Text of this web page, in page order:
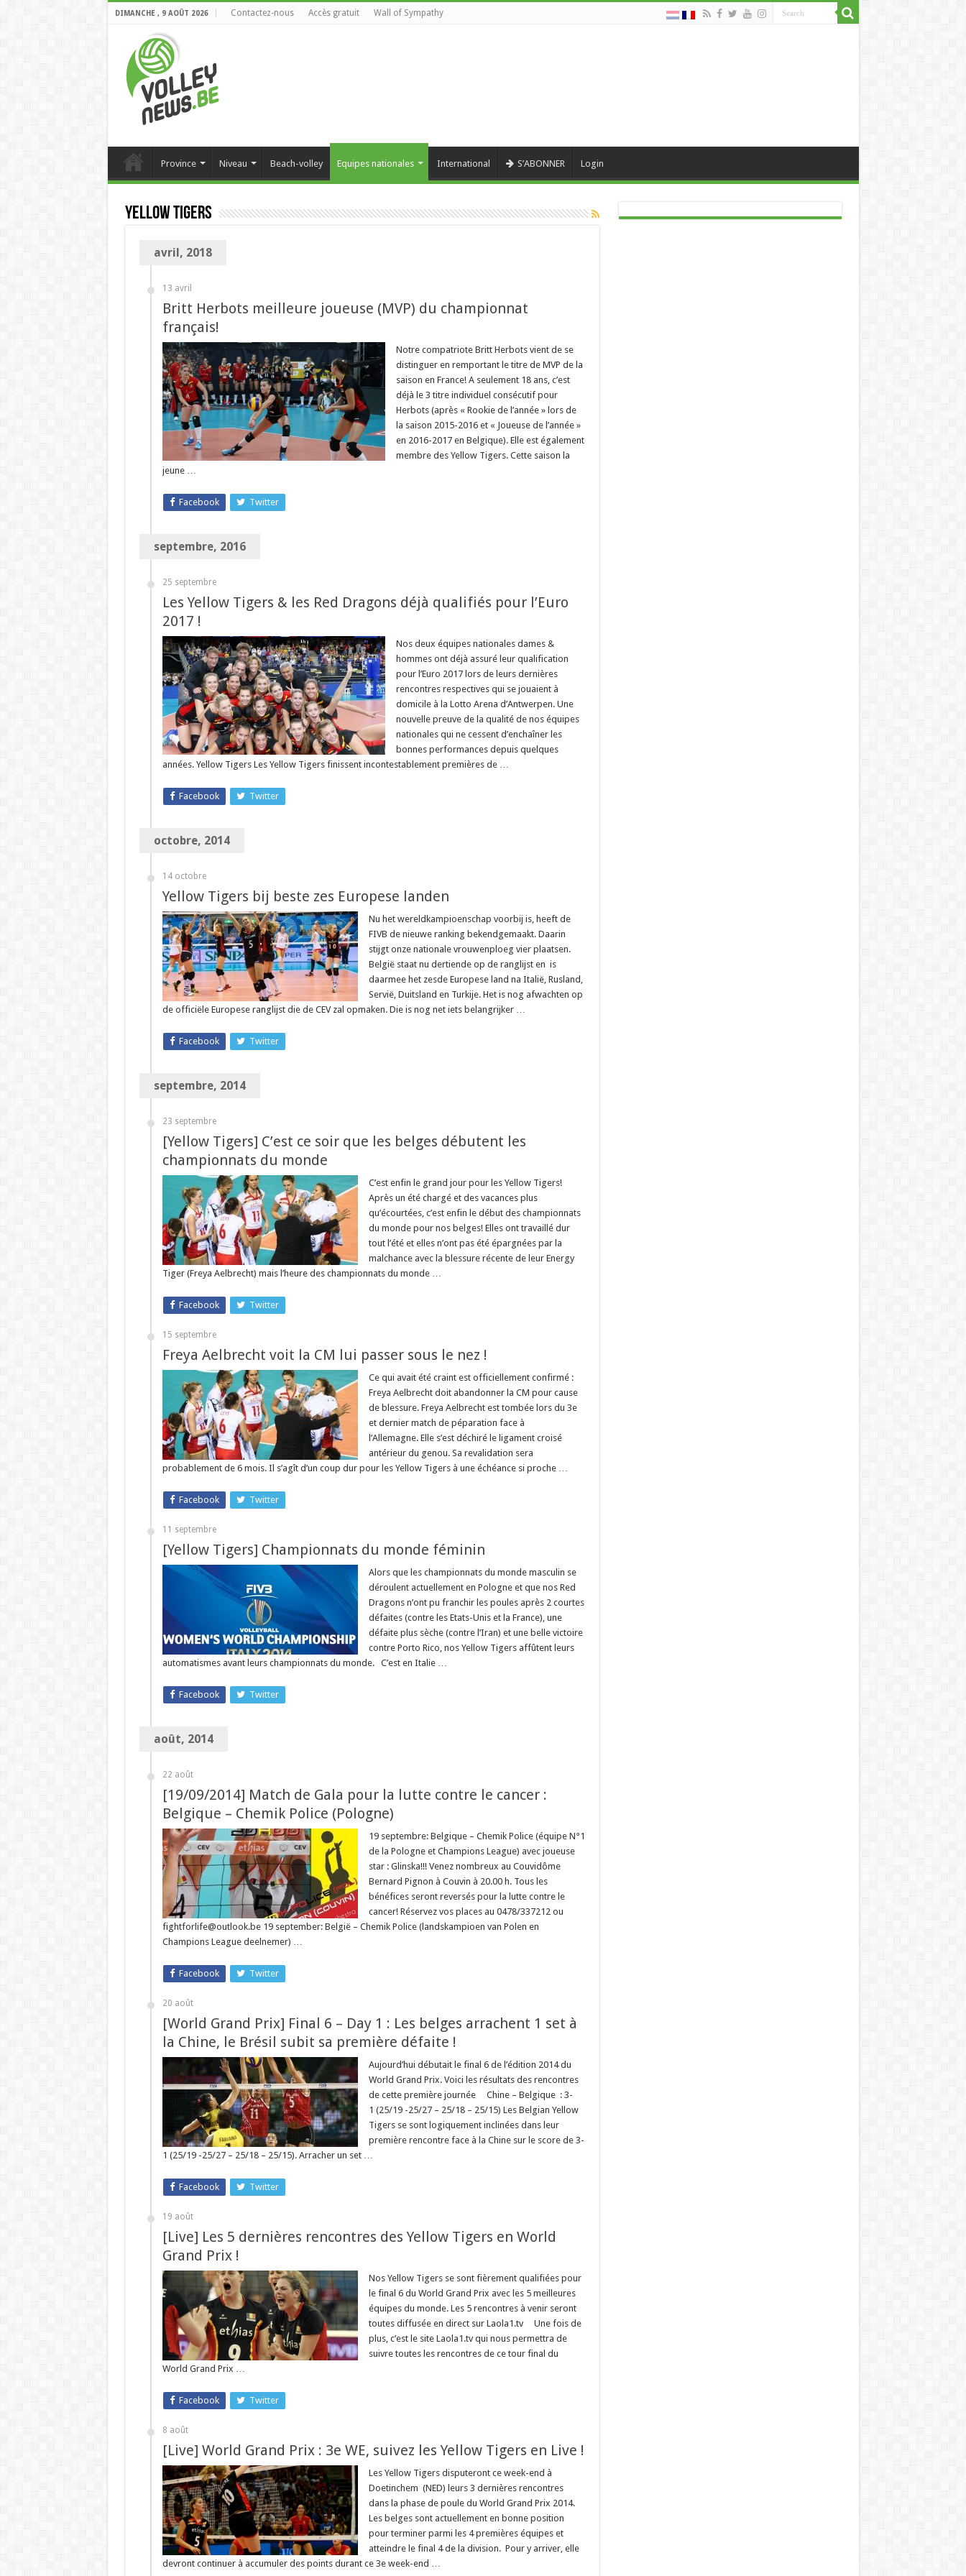
DIMANCHE , 9 AOÛT 2026 Contactez-nous Accès gratuit Wall of Sympathy
Province Niveau Beach-volley Equipes nationales International S’ABONNER Login
Yellow Tigers
avril, 2018
13 avril
Britt Herbots meilleure joueuse (MVP) du championnat
français!
Notre compatriote Britt Herbots vient de se
distinguer en remportant le titre de MVP de la
saison en France! A seulement 18 ans, c’est
déjà le 3 titre individuel consécutif pour
Herbots (après « Rookie de l’année » lors de
la saison 2015-2016 et « Joueuse de l’année »
en 2016-2017 en Belgique). Elle est également
membre des Yellow Tigers. Cette saison la
jeune …
Facebook Twitter
septembre, 2016
25 septembre
Les Yellow Tigers & les Red Dragons déjà qualifiés pour l’Euro
2017 !
Nos deux équipes nationales dames &
hommes ont déjà assuré leur qualification
pour l’Euro 2017 lors de leurs dernières
rencontres respectives qui se jouaient à
domicile à la Lotto Arena d’Antwerpen. Une
nouvelle preuve de la qualité de nos équipes
nationales qui ne cessent d’enchaîner les
bonnes performances depuis quelques
années. Yellow Tigers Les Yellow Tigers finissent incontestablement premières de …
Facebook Twitter
octobre, 2014
14 octobre
Yellow Tigers bij beste zes Europese landen
Nu het wereldkampioenschap voorbij is, heeft de
FIVB de nieuwe ranking bekendgemaakt. Daarin
stijgt onze nationale vrouwenploeg vier plaatsen.
België staat nu dertiende op de ranglijst en is
daarmee het zesde Europese land na Italië, Rusland,
Servië, Duitsland en Turkije. Het is nog afwachten op
de officiële Europese ranglijst die de CEV zal opmaken. Die is nog net iets belangrijker …
Facebook Twitter
septembre, 2014
23 septembre
[Yellow Tigers] C’est ce soir que les belges débutent les
championnats du monde
C’est enfin le grand jour pour les Yellow Tigers!
Après un été chargé et des vacances plus
qu’écourtées, c’est enfin le début des championnats
du monde pour nos belges! Elles ont travaillé dur
tout l’été et elles n’ont pas été épargnées par la
malchance avec la blessure récente de leur Energy
Tiger (Freya Aelbrecht) mais l’heure des championnats du monde …
Facebook Twitter
15 septembre
Freya Aelbrecht voit la CM lui passer sous le nez !
Ce qui avait été craint est officiellement confirmé :
Freya Aelbrecht doit abandonner la CM pour cause
de blessure. Freya Aelbrecht est tombée lors du 3e
et dernier match de péparation face à
l’Allemagne. Elle s’est déchiré le ligament croisé
antérieur du genou. Sa revalidation sera
probablement de 6 mois. Il s’agît d’un coup dur pour les Yellow Tigers à une échéance si proche …
Facebook Twitter
11 septembre
[Yellow Tigers] Championnats du monde féminin
Alors que les championnats du monde masculin se
déroulent actuellement en Pologne et que nos Red
Dragons n’ont pu franchir les poules après 2 courtes
défaites (contre les Etats-Unis et la France), une
défaite plus sèche (contre l’Iran) et une belle victoire
contre Porto Rico, nos Yellow Tigers affûtent leurs
automatismes avant leurs championnats du monde. C’est en Italie …
Facebook Twitter
août, 2014
22 août
[19/09/2014] Match de Gala pour la lutte contre le cancer :
Belgique – Chemik Police (Pologne)
19 septembre: Belgique – Chemik Police (équipe N°1
de la Pologne et Champions League) avec joueuse
star : Glinska!!! Venez nombreux au Couvidôme
Bernard Pignon à Couvin à 20.00 h. Tous les
bénéfices seront reversés pour la lutte contre le
cancer! Réservez vos places au 0478/337212 ou
fightforlife@outlook.be 19 september: België – Chemik Police (landskampioen van Polen en
Champions League deelnemer) …
Facebook Twitter
20 août
[World Grand Prix] Final 6 – Day 1 : Les belges arrachent 1 set à
la Chine, le Brésil subit sa première défaite !
Aujourd’hui débutait le final 6 de l’édition 2014 du
World Grand Prix. Voici les résultats des rencontres
de cette première journée Chine – Belgique : 3-
1 (25/19 -25/27 – 25/18 – 25/15) Les Belgian Yellow
Tigers se sont logiquement inclinées dans leur
première rencontre face à la Chine sur le score de 3-
1 (25/19 -25/27 – 25/18 – 25/15). Arracher un set …
Facebook Twitter
19 août
[Live] Les 5 dernières rencontres des Yellow Tigers en World
Grand Prix !
Nos Yellow Tigers se sont fièrement qualifiées pour
le final 6 du World Grand Prix avec les 5 meilleures
équipes du monde. Les 5 rencontres à venir seront
toutes diffusée en direct sur Laola1.tv Une fois de
plus, c’est le site Laola1.tv qui nous permettra de
suivre toutes les rencontres de ce tour final du
World Grand Prix …
Facebook Twitter
8 août
[Live] World Grand Prix : 3e WE, suivez les Yellow Tigers en Live !
Les Yellow Tigers disputeront ce week-end à
Doetinchem (NED) leurs 3 dernières rencontres
dans la phase de poule du World Grand Prix 2014.
Les belges sont actuellement en bonne position
pour terminer parmi les 4 premières équipes et
atteindre le final 4 de la division. Pour y arriver, elle
devront continuer à accumuler des points durant ce 3e week-end …